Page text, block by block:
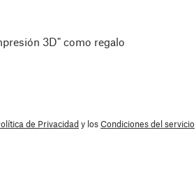
3D" como regalo
de Privacidady losCondiciones del servicio